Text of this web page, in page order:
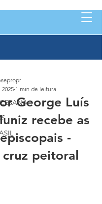
George Luís
recebe as
-
peitoral
1 min de leitura